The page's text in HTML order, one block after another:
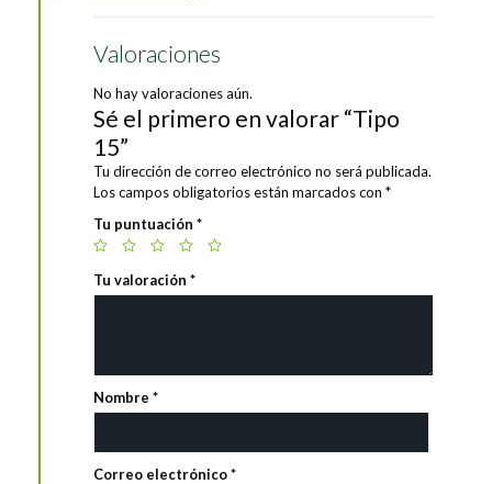
Valoraciones
No hay valoraciones aún.
Sé el primero en valorar “Tipo
15”
Tu dirección de correo electrónico no será publicada.
Los campos obligatorios están marcados con *
Tu puntuación *
Tu valoración *
Nombre *
Correo electrónico*